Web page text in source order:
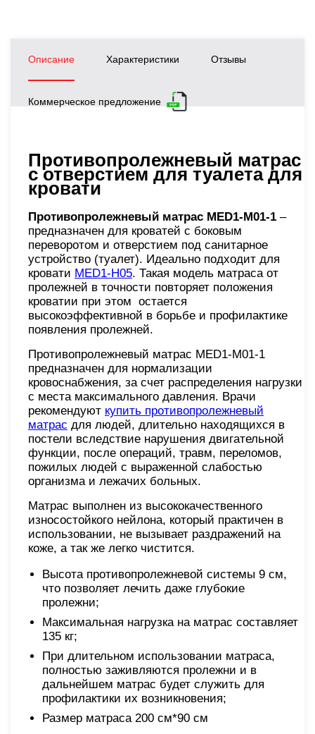
Описание Характеристики Отзывы
Коммерческое предложение
Противопролежневый матрас
c отверстием для туалета для
кровати
Противопролежневый матрас MED1-M01-1 –
предназначен для кроватей с боковым
переворотом и отверстием под санитарное
устройство (туалет). Идеально подходит для
кровати MED1-H05. Такая модель матраса от
пролежней в точности повторяет положения
кроватии при этом остается
высокоэффективной в борьбе и профилактике
появления пролежней.
Противопролежневый матрас MED1-M01-1
предназначен для нормализации
кровоснабжения, за счет распределения нагрузки
с места максимального давления. Врачи
рекомендуют купить противопролежневый
матрас для людей, длительно находящихся в
постели вследствие нарушения двигательной
функции, после операций, травм, переломов,
пожилых людей с выраженной слабостью
организма и лежачих больных.
Матрас выполнен из высококачественного
износостойкого нейлона, который практичен в
использовании, не вызывает раздражений на
коже, а так же легко чистится.
Высота противопролежневой системы 9 см,
что позволяет лечить даже глубокие
пролежни;
Максимальная нагрузка на матрас составляет
135 кг;
При длительном использовании матраса,
полностью заживляются пролежни и в
дальнейшем матрас будет служить для
профилактики их возникновения;
Размер матраса 200 см*90 см